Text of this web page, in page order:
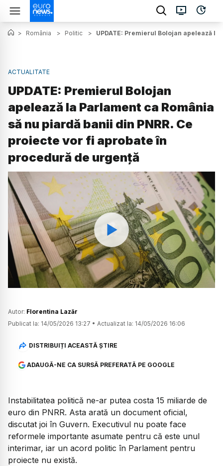
> România > Politic > UPDATE: Premierul Bolojan apelează
ACTUALITATE
UPDATE: Premierul Bolojan
apelează la Parlament ca România
să nu piardă banii din PNRR. Ce
proiecte vor fi aprobate în
procedură de urgență
Watch
Autor: Florentina Lazăr
Publicat la: 14/05/2026 13:27 • Actualizat la: 14/05/2026 16:06
DISTRIBUIȚI ACEASTĂ ȘTIRE
ADAUGĂ-NE CA SURSĂ PREFERATĂ PE GOOGLE
Instabilitatea politică ne-ar putea costa 15 miliarde de
euro din PNRR. Asta arată un document oficial,
discutat joi în Guvern. Executivul nu poate face
reformele importante asumate pentru că este unul
interimar, iar un acord politic în Parlament pentru
proiecte nu există.